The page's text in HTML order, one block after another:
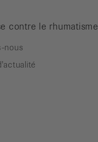
contre le rhumatisme
nous